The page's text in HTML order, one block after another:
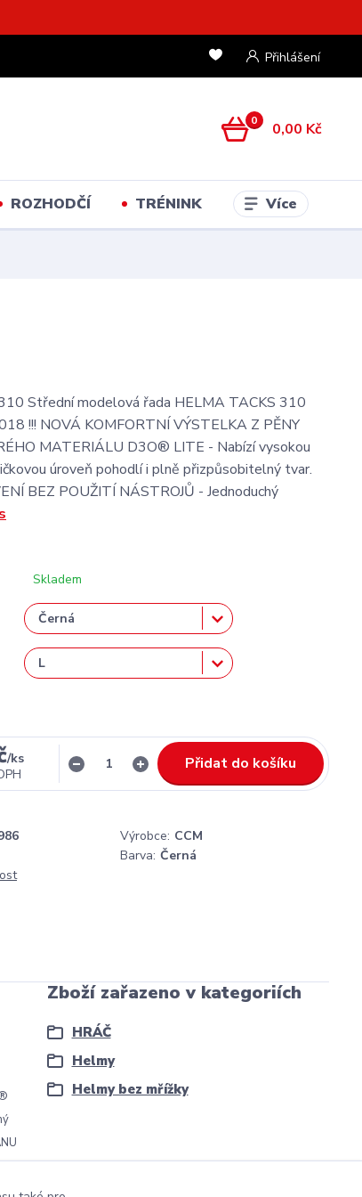
Přihlášení
0 0,00 Kč
ROZHODČÍ TRÉNINK Více
Střední modelová řada HELMA TACKS 310
!!! NOVÁ KOMFORTNÍ VÝSTELKA Z PĚNY
MATERIÁLU D3O® LITE - Nabízí vysokou
úroveň pohodlí i plně přizpůsobitelný tvar.
BEZ POUŽITÍ NÁSTROJŮ - Jednoduchý
Skladem
/ks
Přidat do košíku
Výrobce: CCM
Barva: Černá
Zboží zařazeno v kategoriích
HRÁČ
Helmy
Helmy bez mřížky